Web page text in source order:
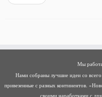
Мы
Нами собраны лучшие идеи со
привезенные с разных континентов.
своими наработками с